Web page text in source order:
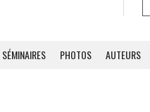
SÉMINAIRES PHOTOS AUTEURS